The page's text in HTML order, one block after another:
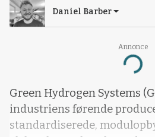
Annonce
Loading...
Daniel Barber
Green Hydrogen Systems
industriens førende
standardiserede,